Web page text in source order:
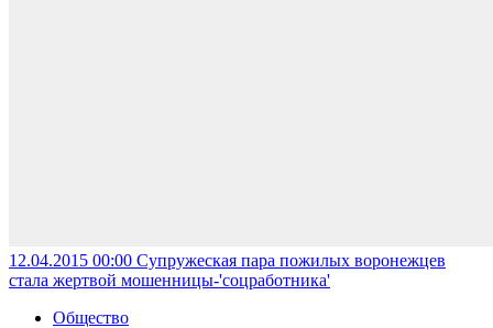
12.04.2015 00:00 Супружеская пара пожилых воронежцев
стала жертвой мошенницы-'соцработника'
Общество